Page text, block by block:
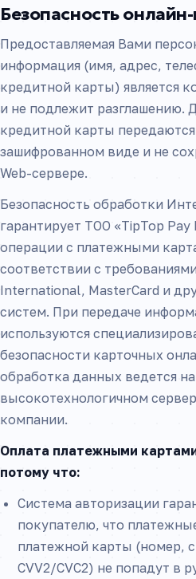
Безопасность
Предоставляемая Вами
информация (имя, адрес,
кредитной карты) является
и не подлежит разглашению.
кредитной карты
зашифрованном виде и не
Web-сервере.
Безопасность обработки
гарантирует ТОО «TipTop Pay
операции с платежными
соответствии с
International, MasterCard и
систем. При передаче
используются
безопасности карточных
обработка данных ведется
высокотехнологичном
компании.
Оплата платежными
потому что:
Система авторизации
покупателю, что
платежной карты (номер,
CVV2/CVC2) не попадут в